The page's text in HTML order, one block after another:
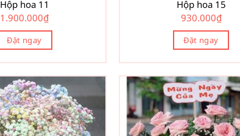
Hộp hoa 11
1.900.000₫
Đặt ngay
Hộp hoa 15
930.000₫
Đặt ngay